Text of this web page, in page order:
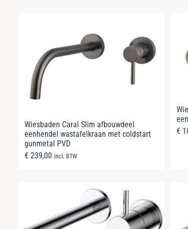
Wiesbaden Caral Slim afbouwdeel
eenhendel wastafelkraan met coldstart
gunmetal PVD
€ 239,00 incl. BTW
€